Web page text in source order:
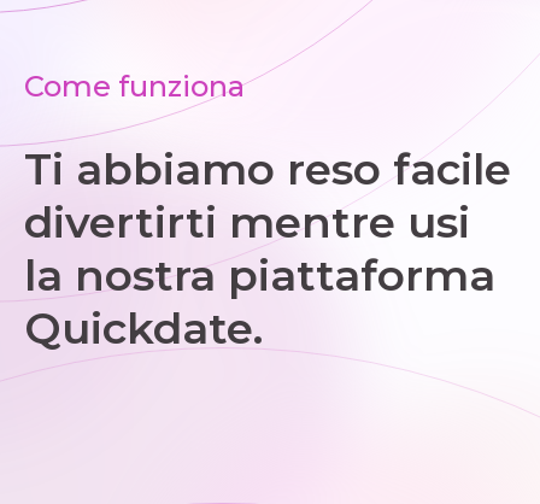
Come funziona
Ti abbiamo reso facile
divertirti mentre usi
la nostra piattaforma
Quickdate.